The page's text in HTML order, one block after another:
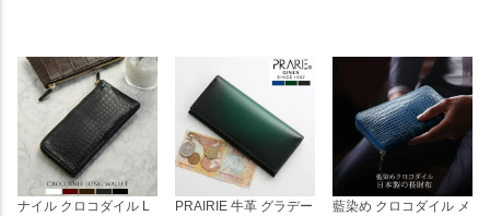
ナイル クロコダイル L
PRAIRIE 牛革 グラデー
藍染め クロコダイル メ